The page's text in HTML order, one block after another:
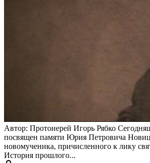
Автор: Протоиерей Игорь Рябко
посвящен памяти Юрия Петровича
новомученика, причисленного к лику
История прошлого...